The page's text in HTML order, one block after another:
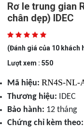
Rơ le trung gian
chân dẹp) IDEC
(Đánh giá của 10 khách
Lượt xem : 550
Mã hiệu: RN4S-NL-
Thương hiệu: IDEC
Bảo hành: 12 tháng
Chứng chỉ kèm theo: